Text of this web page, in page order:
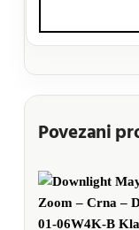
Povezani